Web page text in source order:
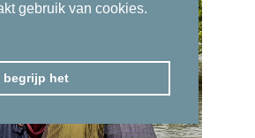
gebruik van cookies.
begrijp het